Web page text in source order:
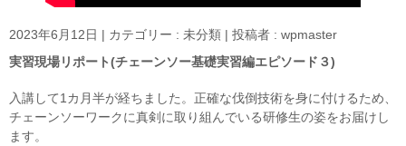
2023年6月12日 | カテゴリー : 未分類 | 投稿者 : wpmaster
実習現場リポート(チェーンソー基礎実習編エピソード３)
入講して1カ月半が経ちました。正確な伐倒技術を身に付けるため、
チェーンソーワークに真剣に取り組んでいる研修生の姿をお届けし
ます。